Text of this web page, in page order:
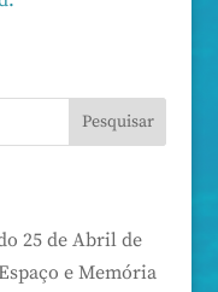
25 de Abril de
e Memória